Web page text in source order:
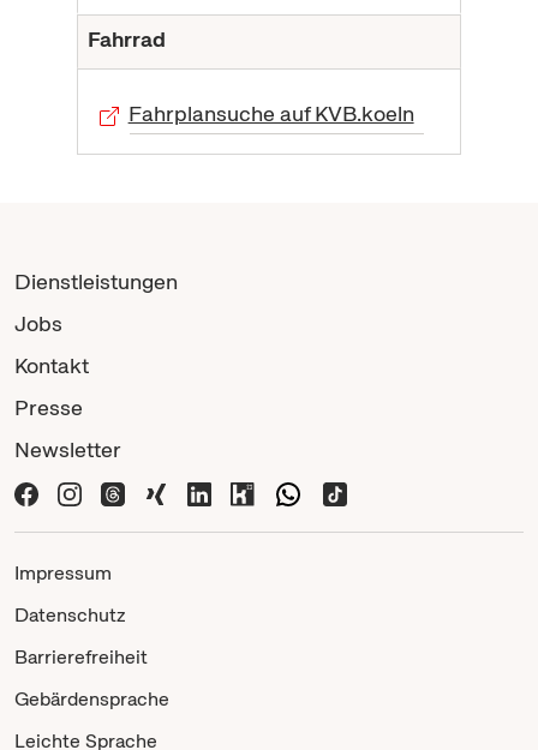
Fahrrad
Fahrplansuche auf KVB.koeln
Dienstleistungen
Jobs
Kontakt
Presse
Newsletter
Impressum
Datenschutz
Barrierefreiheit
Gebärdensprache
Leichte Sprache